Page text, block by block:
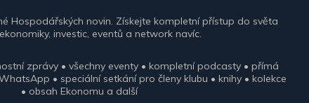
Hospodářských novin. Získejte kompletní přístup do světa
investic, eventů a network navíc.
zprávy • všechny eventy • kompletní podcasty • přímá
• speciální setkání pro členy klubu • knihy • kolekce
• obsah Ekonomu a další